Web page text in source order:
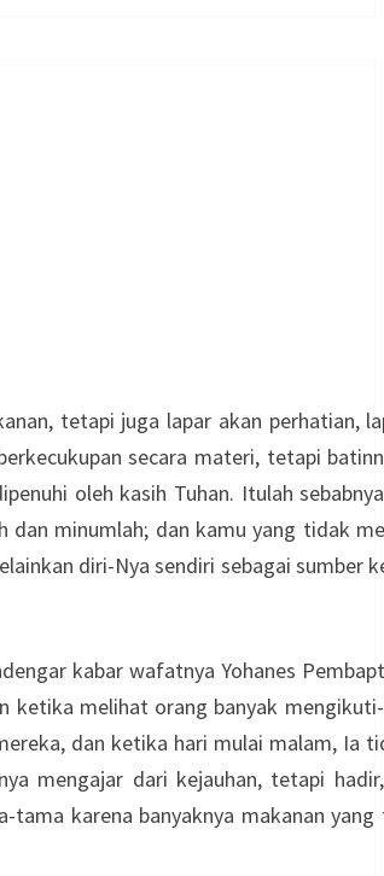
tetapi juga lapar akan perhatian,
secara materi, tetapi
oleh kasih Tuhan. Itulah
dan minumlah; dan kamu yang tidak
diri-Nya sendiri sebagai sumber
kabar wafatnya Yohanes
ketika melihat orang banyak
dan ketika hari mulai malam, Ia
mengajar dari kejauhan, tetapi
karena banyaknya makanan yang